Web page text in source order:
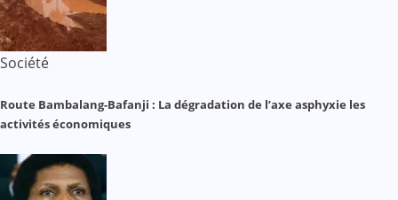
Société
Route Bambalang-Bafanji : La dégradation de l’axe asphyxie les
activités économiques